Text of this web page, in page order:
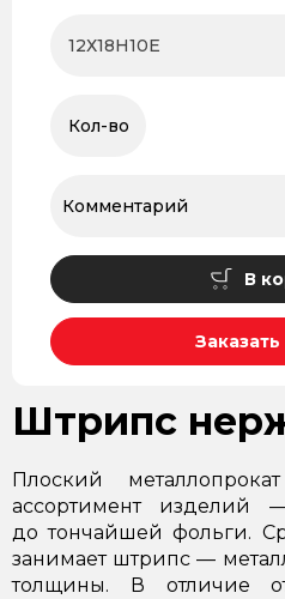
В
Заказать
Штрипс
Плоский
ассортимент изделий
до тончайшей фольги.
занимает штрипс —
толщины. В отличие